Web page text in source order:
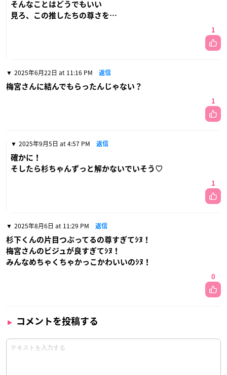
そんなことはどうでもいい
見ろ、この推したちの尊さを…
1
2025年6月22日 at 11:16 PM 返信
梅宮さんに結んでもらったんじゃない？
1
2025年9月5日 at 4:57 PM 返信
確かに！
そしたら杉ちゃんずっと解かないでいそう♡
1
2025年8月6日 at 11:29 PM 返信
杉下くんの片目つぶってるの尊すぎてｼﾇ！
梅宮さんのビジュが良すぎてｼﾇ！
みんなめちゃくちゃかっこかわいいのｼﾇ！
0
コメントを投稿する